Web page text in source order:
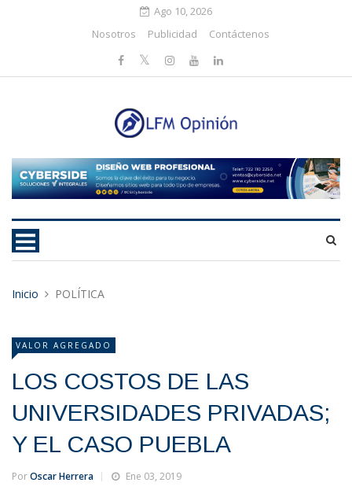
Ago 10, 2026
Nosotros
Publicidad Contáctenos
Inicio POLÍTICA
VALOR AGREGADO
LOS COSTOS DE LAS
UNIVERSIDADES PRIVADAS;
Y EL CASO PUEBLA
PorOscar Herrera Ene 03, 2019